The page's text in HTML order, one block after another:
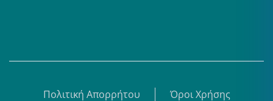
Πολιτική Απορρήτου Όροι Χρήσης